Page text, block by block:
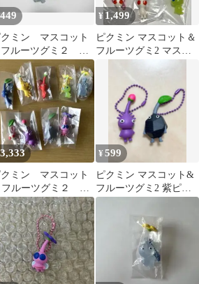
449
クミン マスコット
フルーツグミ２ 氷
ミン キーホルダ
¥ 1,499
ピクミン マスコット＆
フルーツグミ2 マスコ
3,333
クミン マスコット
ルーツグミ２ ス
ラップ 9種セット
けつき
¥599
ピクミン マスコット&
フルーツグミ2 紫ピク
ミン&岩ピクミン 2点セ